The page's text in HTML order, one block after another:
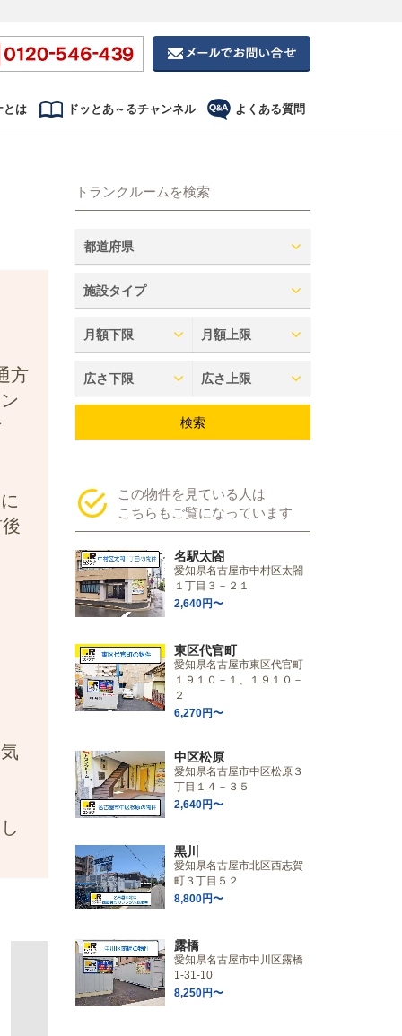
とは ドッとあ～るチャンネル よくある質問
方
トランクルームを検索
都道府県
施設タイプ
月額下限 月額上限
広さ下限 広さ上限
検索
この物件を見ている人は
こちらもご覧になっています
名駅太閤
愛知県名古屋市中村区太閤
１丁目３－２１
2,640円〜
東区代官町
愛知県名古屋市東区代官町
１９１０－１、１９１０－
２
6,270円〜
中区松原
愛知県名古屋市中区松原３
丁目１４－３５
2,640円〜
黒川
愛知県名古屋市北区西志賀
町３丁目５２
8,800円〜
露橋
愛知県名古屋市中川区露橋
1-31-10
8,250円〜